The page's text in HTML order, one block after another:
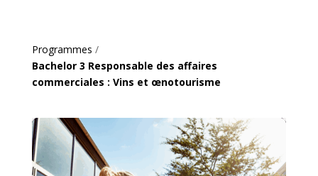
Programmes /
Bachelor 3 Responsable des affaires
commerciales : Vins et œnotourisme